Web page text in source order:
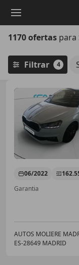
principal
1170 ofertas para
Filtrar 4
06/2022
Garantia
AUTOS MOLIERE
ES-28649 MADRID